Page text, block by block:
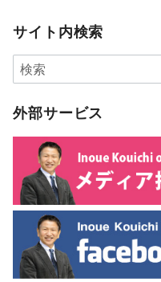
サイト内検索
外部サービス